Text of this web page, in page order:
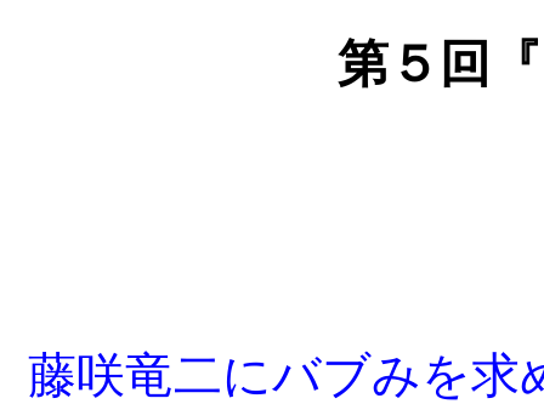
第５回
藤咲竜二にバブみを求